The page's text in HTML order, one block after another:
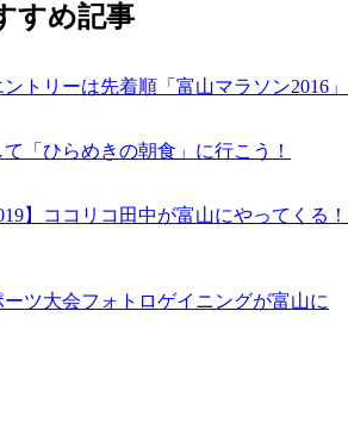
すめ記事
トリーは先着順「富山マラソン2016」
「ひらめきの朝食」に行こう！
】ココリコ田中が富山にやってくる！
ツ大会フォトロゲイニングが富山に